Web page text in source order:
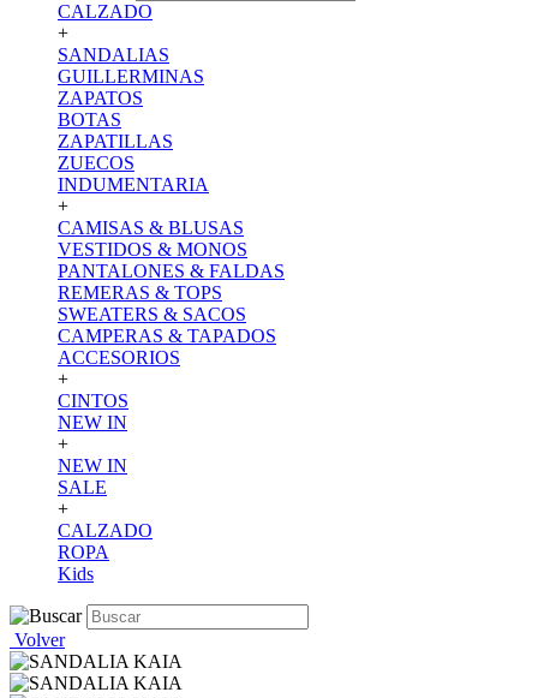
CALZADO
+
SANDALIAS
GUILLERMINAS
ZAPATOS
BOTAS
ZAPATILLAS
ZUECOS
INDUMENTARIA
+
CAMISAS & BLUSAS
VESTIDOS & MONOS
PANTALONES & FALDAS
REMERAS & TOPS
SWEATERS & SACOS
CAMPERAS & TAPADOS
ACCESORIOS
+
CINTOS
NEW IN
+
NEW IN
SALE
+
CALZADO
ROPA
Kids
Volver